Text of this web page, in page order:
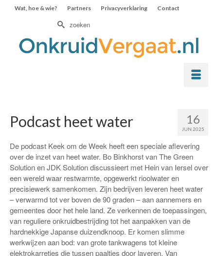
Wat, hoe & wie? Partners Privacyverklaring Contact
Zoek
16
JUN 2025
Podcast heet water
De podcast Keek om de Week heeft een speciale aflevering
over de inzet van heet water. Bo Binkhorst van The Green
Solution en JDK Solution discussieert met Hein van Iersel over
een wereld waar restwarmte, opgewerkt rioolwater en
precisiewerk samenkomen. Zijn bedrijven leveren heet water
– verwarmd tot ver boven de 90 graden – aan aannemers en
gemeentes door het hele land. Ze verkennen de toepassingen,
van reguliere onkruidbestrijding tot het aanpakken van de
hardnekkige Japanse duizendknoop. Er komen slimme
werkwijzen aan bod: van grote tankwagens tot kleine
elektrokarretjes die tussen paaltjes door laveren. Van